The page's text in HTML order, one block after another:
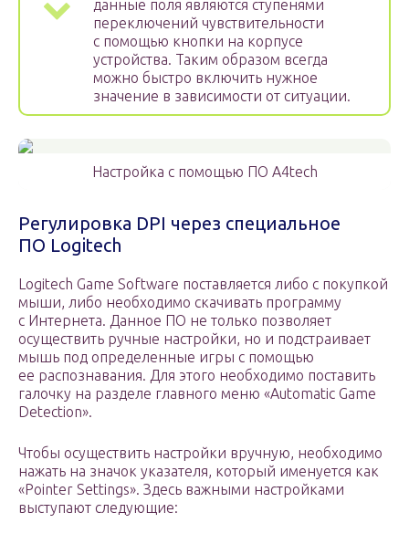
данные поля являются ступенями
переключений чувствительности
с помощью кнопки на корпусе
устройства. Таким образом всегда
можно быстро включить нужное
значение в зависимости от ситуации.
Настройка с помощью ПО A4tech
Регулировка DPI через специальное
ПО Logitech
Logitech Game Software поставляется либо с покупкой
мыши, либо необходимо скачивать программу
с Интернета. Данное ПО не только позволяет
осуществить ручные настройки, но и подстраивает
мышь под определенные игры с помощью
ее распознавания. Для этого необходимо поставить
галочку на разделе главного меню «Automatic Game
Detection».
Чтобы осуществить настройки вручную, необходимо
нажать на значок указателя, который именуется как
«Pointer Settings». Здесь важными настройками
выступают следующие: